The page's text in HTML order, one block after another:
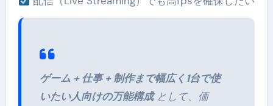
ゲーム + 仕事 + 制作まで幅広く1台で使
いたい人向けの万能構成として、価